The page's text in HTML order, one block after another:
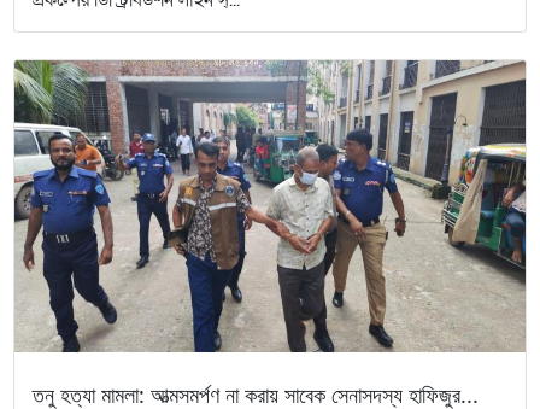
তনু হত্যা মামলা: আত্মসমর্পণ না করায় সাবেক সেনাসদস্য হাফিজুর...